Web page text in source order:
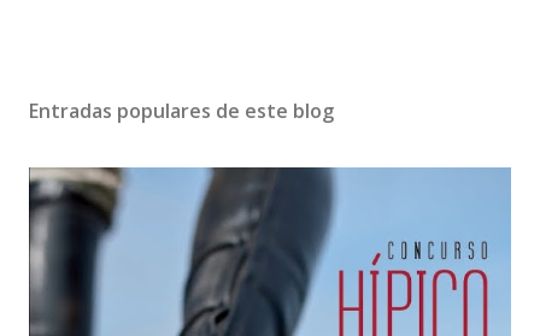
Entradas populares de este blog